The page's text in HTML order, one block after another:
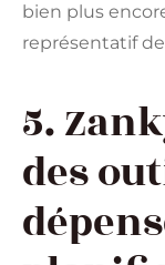
bien plus
représentatif
5.
des